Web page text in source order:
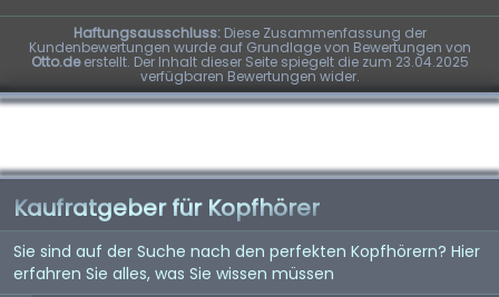
Haftungsausschluss:Diese Zusammenfassung der
Kundenbewertungen wurde auf Grundlage von Bewertungen von
Otto.deerstellt. Der Inhalt dieser Seite spiegelt die zum 23.04.2025
verfügbaren Bewertungen wider.
Kaufratgeber für Kopfhörer
Sie sind auf der Suche nach den perfekten Kopfhörern? Hier
erfahren Sie alles, was Sie wissen müssen